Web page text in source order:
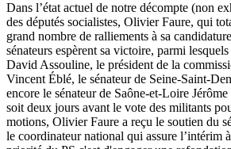
Dans l’état actuel de notre décompte (non
des députés socialistes, Olivier Faure, qui
grand nombre de ralliements à sa
sénateurs espèrent sa victoire, parmi
David Assouline, le président de la
Vincent Éblé, le sénateur de Seine-Saint-
encore le sénateur de Saône-et-Loire
soit deux jours avant le vote des militants
motions, Olivier Faure a reçu le soutien du
le coordinateur national qui assure l’intérim